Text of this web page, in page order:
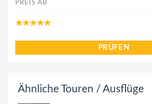
PREIS AB
PRÜFEN
Ähnliche Touren / Ausflüge